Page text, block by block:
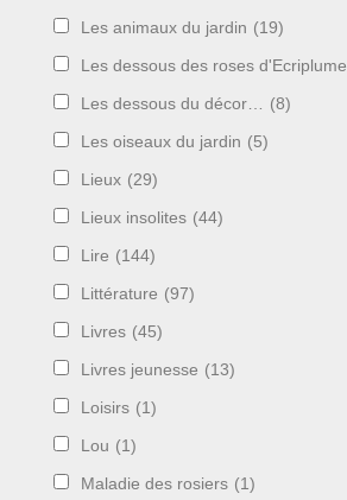
Les animaux du jardin (19)
Les dessous des roses d'Ecriplume
Les dessous du décor… (8)
Les oiseaux du jardin (5)
Lieux (29)
Lieux insolites (44)
Lire (144)
Littérature (97)
Livres (45)
Livres jeunesse (13)
Loisirs (1)
Lou (1)
Maladie des rosiers (1)